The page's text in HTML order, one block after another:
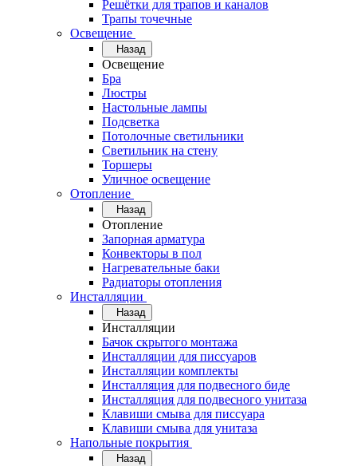
Решётки для трапов и каналов
Трапы точечные
Освещение
Назад
Освещение
Бра
Люстры
Настольные лампы
Подсветка
Потолочные светильники
Светильник на стену
Торшеры
Уличное освещение
Отопление
Назад
Отопление
Запорная арматура
Конвекторы в пол
Нагревательные баки
Радиаторы отопления
Инсталляции
Назад
Инсталляции
Бачок скрытого монтажа
Инсталляции для писсуаров
Инсталляции комплекты
Инсталляция для подвесного биде
Инсталляция для подвесного унитаза
Клавиши смыва для писсуара
Клавиши смыва для унитаза
Напольные покрытия
Назад